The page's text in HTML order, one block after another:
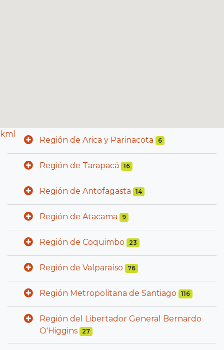
kml
Región de Arica y Parinacota 6
Región de Tarapacá 16
Región de Antofagasta 14
Región de Atacama 9
Región de Coquimbo 23
Región de Valparaíso 76
Región Metropolitana de Santiago 116
Región del Libertador General Bernardo
O'Higgins
27